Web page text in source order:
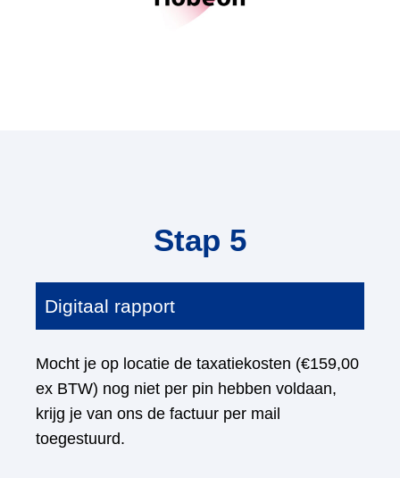
Stap 5
Digitaal rapport
Mocht je op locatie de taxatiekosten (€159,00
ex BTW) nog niet per pin hebben voldaan,
krijg je van ons de factuur per mail
toegestuurd.